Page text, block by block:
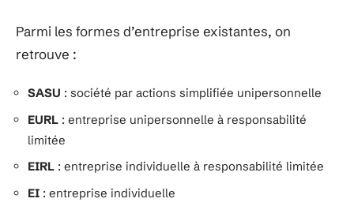
Parmi les formes d’entreprise existantes, on
retrouve :
SASU : société par actions simplifiée unipersonnelle
EURL : entreprise unipersonnelle à responsabilité
limitée
EIRL : entreprise individuelle à responsabilité limitée
EI : entreprise individuelle